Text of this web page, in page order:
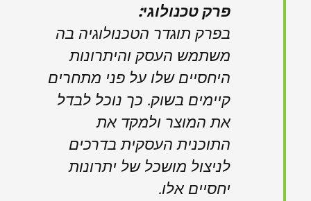
פרק טכנולוגי:
בפרק תוגדר הטכנולוגיה בה
משתמש העסק והיתרונות
היחסיים שלו על פני מתחרים
קיימים בשוק. כך נוכל לבדל
את המוצר ולמקד את
התוכנית העסקית בדרכים
לניצול מושכל של יתרונות
יחסיים אלו.